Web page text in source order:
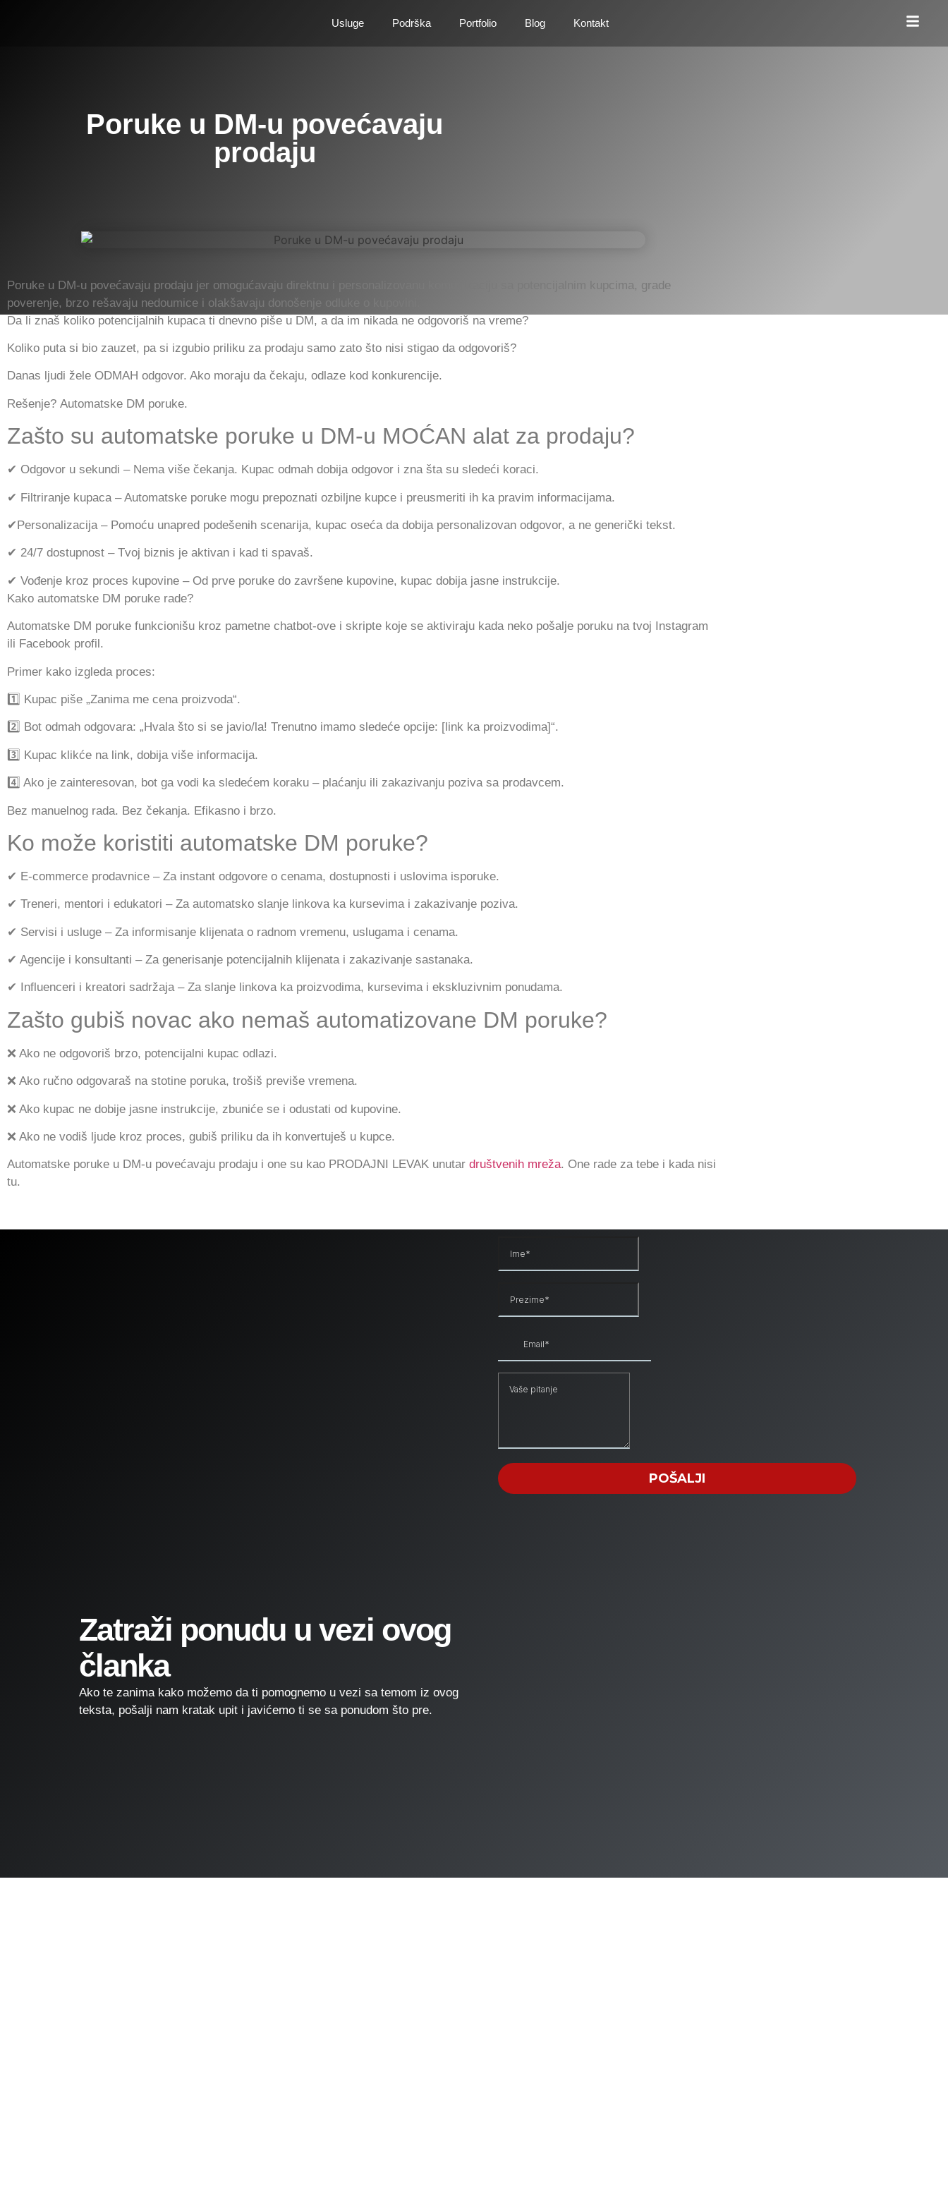
Usluge Podrška Portfolio Blog Kontakt
Poruke u DM-u povećavaju
prodaju
Poruke u DM-u povećavaju prodaju jer omogućavaju direktnu i personalizovanu komunikaciju sa potencijalnim kupcima, grade
poverenje, brzo rešavaju nedoumice i olakšavaju donošenje odluke o kupovini.
Da li znaš koliko potencijalnih kupaca ti dnevno piše u DM, a da im nikada ne odgovoriš na vreme?
Koliko puta si bio zauzet, pa si izgubio priliku za prodaju samo zato što nisi stigao da odgovoriš?
Danas ljudi žele ODMAH odgovor. Ako moraju da čekaju, odlaze kod konkurencije.
Rešenje? Automatske DM poruke.
Zašto su automatske poruke u DM-u MOĆAN alat za prodaju?
✔ Odgovor u sekundi – Nema više čekanja. Kupac odmah dobija odgovor i zna šta su sledeći koraci.
✔ Filtriranje kupaca – Automatske poruke mogu prepoznati ozbiljne kupce i preusmeriti ih ka pravim informacijama.
✔Personalizacija – Pomoću unapred podešenih scenarija, kupac oseća da dobija personalizovan odgovor, a ne generički tekst.
✔ 24/7 dostupnost – Tvoj biznis je aktivan i kad ti spavaš.
✔ Vođenje kroz proces kupovine – Od prve poruke do završene kupovine, kupac dobija jasne instrukcije.
Kako automatske DM poruke rade?
Automatske DM poruke funkcionišu kroz pametne chatbot-ove i skripte koje se aktiviraju kada neko pošalje poruku na tvoj Instagram
ili Facebook profil.
Primer kako izgleda proces:
1️⃣ Kupac piše „Zanima me cena proizvoda“.
2️⃣ Bot odmah odgovara: „Hvala što si se javio/la! Trenutno imamo sledeće opcije: [link ka proizvodima]“.
3️⃣ Kupac klikće na link, dobija više informacija.
4️⃣ Ako je zainteresovan, bot ga vodi ka sledećem koraku – plaćanju ili zakazivanju poziva sa prodavcem.
Bez manuelnog rada. Bez čekanja. Efikasno i brzo.
Ko može koristiti automatske DM poruke?
✔ E-commerce prodavnice – Za instant odgovore o cenama, dostupnosti i uslovima isporuke.
✔ Treneri, mentori i edukatori – Za automatsko slanje linkova ka kursevima i zakazivanje poziva.
✔ Servisi i usluge – Za informisanje klijenata o radnom vremenu, uslugama i cenama.
✔ Agencije i konsultanti – Za generisanje potencijalnih klijenata i zakazivanje sastanaka.
✔ Influenceri i kreatori sadržaja – Za slanje linkova ka proizvodima, kursevima i ekskluzivnim ponudama.
Zašto gubiš novac ako nemaš automatizovane DM poruke?
❌ Ako ne odgovoriš brzo, potencijalni kupac odlazi.
❌ Ako ručno odgovaraš na stotine poruka, trošiš previše vremena.
❌ Ako kupac ne dobije jasne instrukcije, zbuniće se i odustati od kupovine.
❌ Ako ne vodiš ljude kroz proces, gubiš priliku da ih konvertuješ u kupce.
Automatske poruke u DM-u povećavaju prodaju i one su kao PRODAJNI LEVAK unutar društvenih mreža. One rade za tebe i kada nisi
tu.
Zatraži ponudu u vezi ovog
članka
Ako te zanima kako možemo da ti pomognemo u vezi sa temom iz ovog
teksta, pošalji nam kratak upit i javićemo ti se sa ponudom što pre.